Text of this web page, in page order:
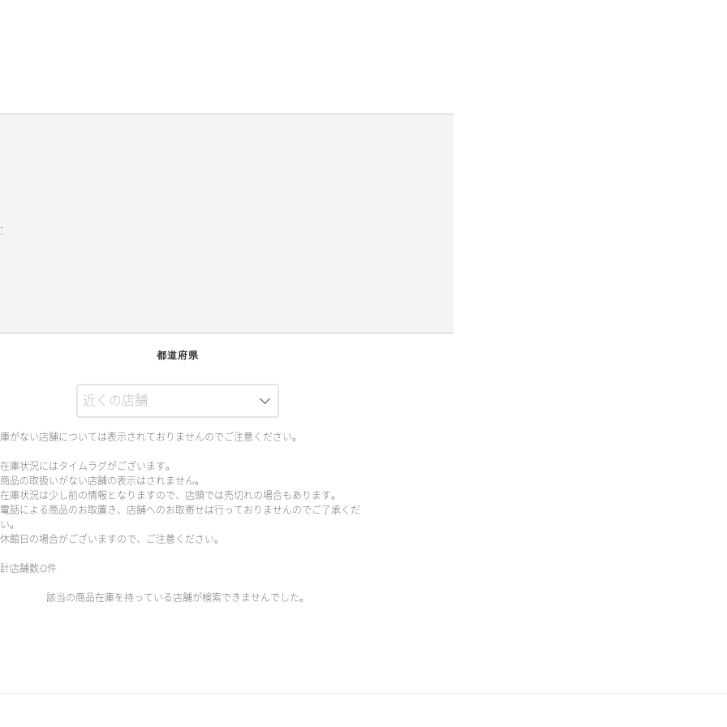
都道府県
がない店舗については表示されておりませんのでご注意ください。
庫状況にはタイムラグがございます。
品の取扱いがない店舗の表示はされません。
庫状況は少し前の情報となりますので、店頭では売切れの場合もあります。
話による商品のお取置き、店舗へのお取寄せは行っておりませんのでご了承くだ
。
館日の場合がございますので、ご注意ください。
店舗数:0件
該当の商品在庫を持っている店舗が検索できませんでした。